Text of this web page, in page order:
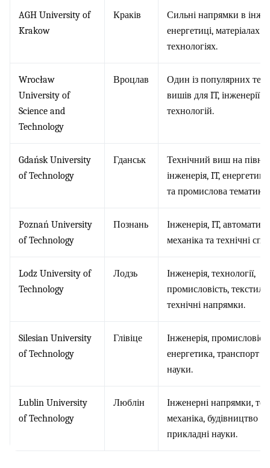
AGH University of
Krakow
Краків
Сильні напрямки в
енергетиці, матеріалах і
технологіях.
Wrocław
University of
Science and
Technology
Вроцлав
Один із популярних
вишів для IT, інженерії
технологій.
Gdańsk University
of Technology
Гданськ
Технічний виш на
інженерія, IT,
та промислова тематика.
Poznań University
of Technology
Познань
Інженерія, IT,
механіка та технічні
Lodz University of
Technology
Лодзь
Інженерія, технології,
промисловість,
технічні напрямки.
Silesian University
of Technology
Глівіце
Інженерія,
енергетика, транспорт і
науки.
Lublin University
of Technology
Люблін
Інженерні напрямки,
механіка, будівництво та
прикладні науки.